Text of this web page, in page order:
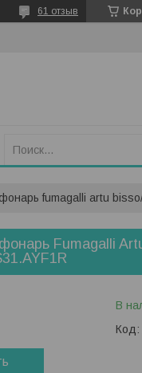
61 отзыв
fumagalli artu
Fumagalli
В
Код: